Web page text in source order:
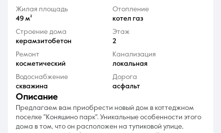
Жилая площадь
49 м²
Отопление
котел газ
Строение дома
керамзитобетон
Этаж
2
Ремонт
косметический
Канализация
локальная
Водоснабжение
скважина
Дорога
асфальт
описание
Предлагаем вам приобрести новый дом в коттеджном
поселке "Коняшино парк". Уникальные особенности этого
дома в том, что он расположен на тупиковой улице,